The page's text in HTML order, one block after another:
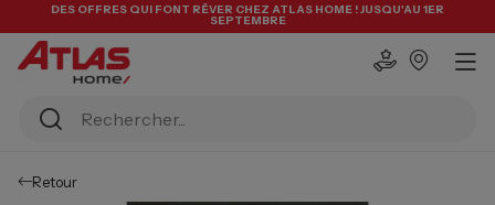
DES OFFRES QUI FONT RÊVER CHEZ ATLAS HOME ! JUSQU'AU 1ER
SEPTEMBRE
Retour